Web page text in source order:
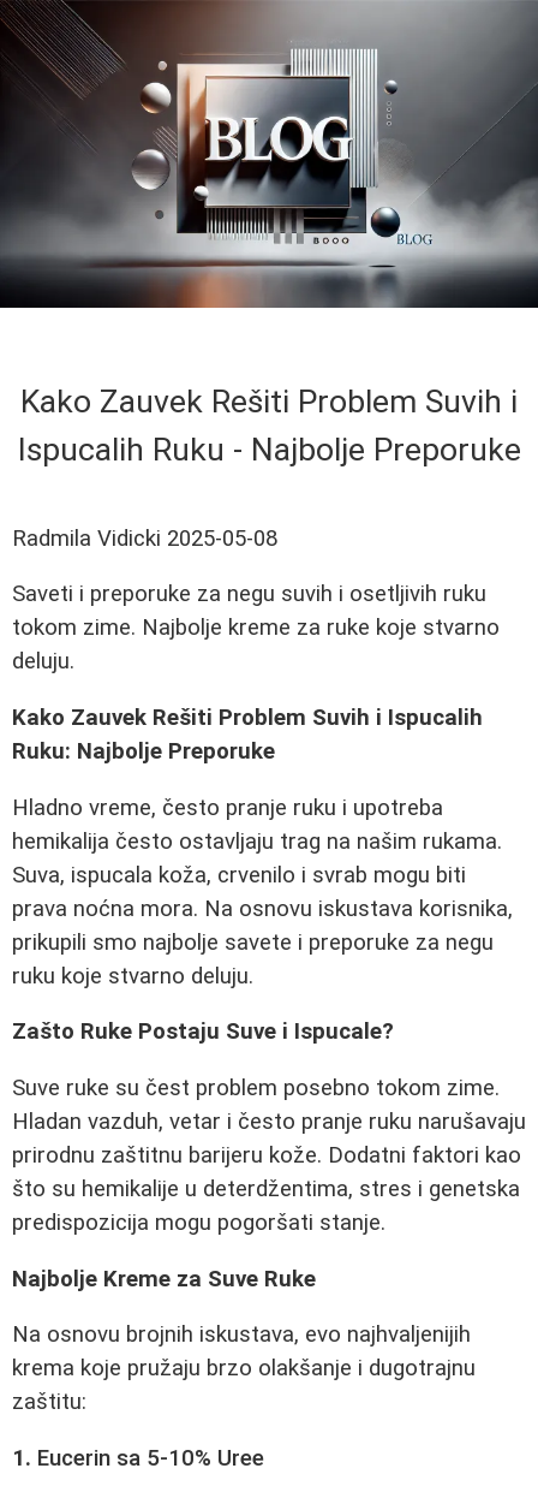
Kako Zauvek Rešiti Problem Suvih i
Ispucalih Ruku - Najbolje Preporuke
Radmila Vidicki 2025-05-08
Saveti i preporuke za negu suvih i osetljivih ruku
tokom zime. Najbolje kreme za ruke koje stvarno
deluju.
Kako Zauvek Rešiti Problem Suvih i Ispucalih
Ruku: Najbolje Preporuke
Hladno vreme, često pranje ruku i upotreba
hemikalija često ostavljaju trag na našim rukama.
Suva, ispucala koža, crvenilo i svrab mogu biti
prava noćna mora. Na osnovu iskustava korisnika,
prikupili smo najbolje savete i preporuke za negu
ruku koje stvarno deluju.
Zašto Ruke Postaju Suve i Ispucale?
Suve ruke su čest problem posebno tokom zime.
Hladan vazduh, vetar i često pranje ruku narušavaju
prirodnu zaštitnu barijeru kože. Dodatni faktori kao
što su hemikalije u deterdžentima, stres i genetska
predispozicija mogu pogoršati stanje.
Najbolje Kreme za Suve Ruke
Na osnovu brojnih iskustava, evo najhvaljenijih
krema koje pružaju brzo olakšanje i dugotrajnu
zaštitu:
1. Eucerin sa 5-10% Uree